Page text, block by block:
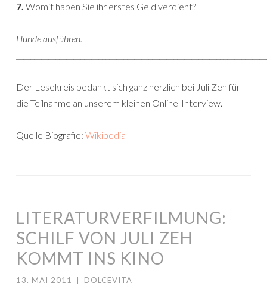
7. Womit haben Sie ihr erstes Geld verdient?
Hunde ausführen.
Der Lesekreis bedankt sich ganz herzlich bei Juli Zeh für
die Teilnahme an unserem kleinen Online-Interview.
Quelle Biografie: Wikipedia
LITERATURVERFILMUNG:
SCHILF VON JULI ZEH
KOMMT INS KINO
13. MAI 2011 DOLCEVITA